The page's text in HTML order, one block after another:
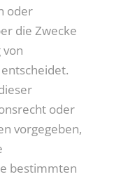
oder
die Zwecke
oder
vorgegeben,
bestimmten